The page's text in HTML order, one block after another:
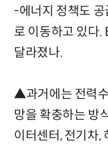
-에너지 정책도
로 이동하고 있다.
달라졌나.
▲과거에는 전력
망을 확충하는 방
이터센터, 전기차,